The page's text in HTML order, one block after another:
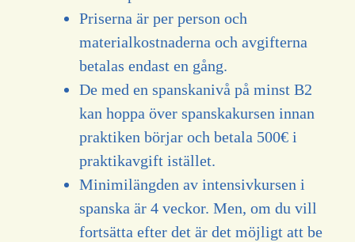
Priserna är per person och
materialkostnaderna och avgifterna
betalas endast en gång.
De med en spanskanivå på minst B2
kan hoppa över spanskakursen innan
praktiken börjar och betala 500€ i
praktikavgift istället.
Minimilängden av intensivkursen i
spanska är 4 veckor. Men, om du vill
fortsätta efter det är det möjligt att be